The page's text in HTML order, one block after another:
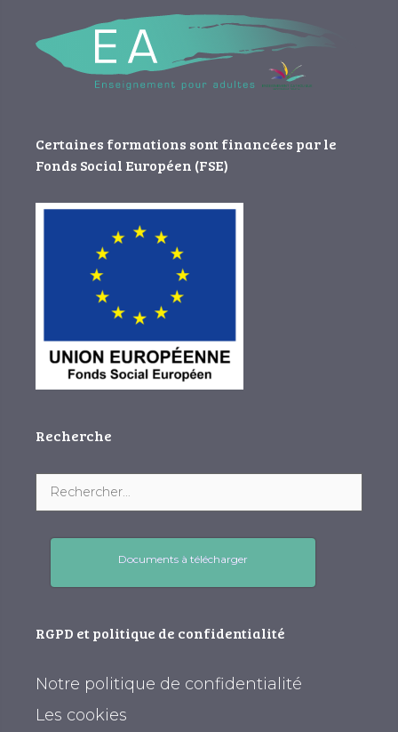
Certaines formations sont financées par le
Fonds Social Européen (FSE)
Recherche
Documents à télécharger
RGPD et politique de confidentialité
Notre politique de confidentialité
Les cookies